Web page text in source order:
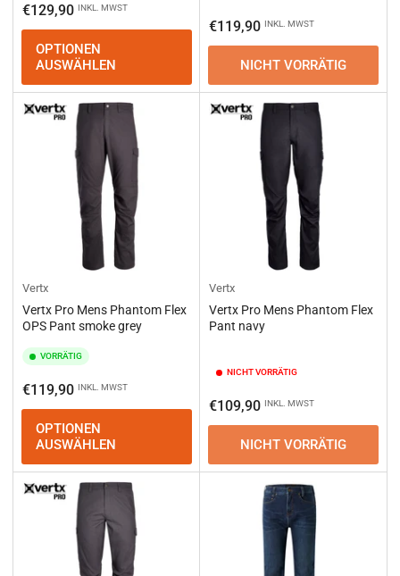
Normaler
Preis
€129,90 INKL. MWST
OPTIONEN
AUSWÄHLEN
Normaler
Preis
€119,90 INKL. MWST
NICHT VORRÄTIG
Vertx
Vertx Pro Mens Phantom Flex
OPS Pant smoke grey
VORRÄTIG
Normaler
Preis
€119,90 INKL. MWST
OPTIONEN
AUSWÄHLEN
Vertx
Vertx Pro Mens Phantom Flex
Pant navy
NICHT VORRÄTIG
Normaler
Preis
€109,90 INKL. MWST
NICHT VORRÄTIG